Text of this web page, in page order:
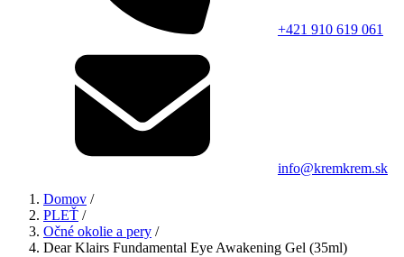
+421 910 619 061
info@kremkrem.sk
Domov /
PLEŤ /
Očné okolie a pery /
Dear Klairs Fundamental Eye Awakening Gel (35ml)